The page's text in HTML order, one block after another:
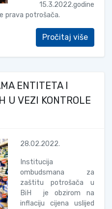
15.3.2022.godine
prava potrošača.
Pročitaj više
ENTITETA I
U VEZI KONTROLE
28.02.2022.
Institucija
ombudsmana za
zaštitu potrošača u
BiH je obzirom na
inflaciju cijena uslijed